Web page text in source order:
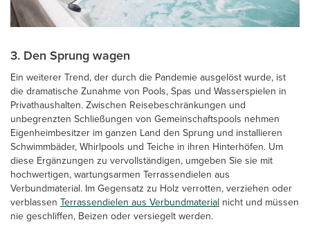
3. Den Sprung wagen
Ein weiterer Trend, der durch die Pandemie ausgelöst wurde, ist
die dramatische Zunahme von Pools, Spas und Wasserspielen in
Privathaushalten. Zwischen Reisebeschränkungen und
unbegrenzten Schließungen von Gemeinschaftspools nehmen
Eigenheimbesitzer im ganzen Land den Sprung und installieren
Schwimmbäder, Whirlpools und Teiche in ihren Hinterhöfen. Um
diese Ergänzungen zu vervollständigen, umgeben Sie sie mit
hochwertigen, wartungsarmen Terrassendielen aus
Verbundmaterial. Im Gegensatz zu Holz verrotten, verziehen oder
verblassen Terrassendielen aus Verbundmaterial nicht und müssen
nie geschliffen, Beizen oder versiegelt werden.